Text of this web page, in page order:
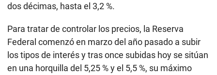
dos décimas, hasta el 3,2 %.
Para tratar de controlar los precios, la Reserva
Federal comenzó en marzo del año pasado a subir
los tipos de interés y tras once subidas hoy se sitúan
en una horquilla del 5,25 % y el 5,5 %, su máximo